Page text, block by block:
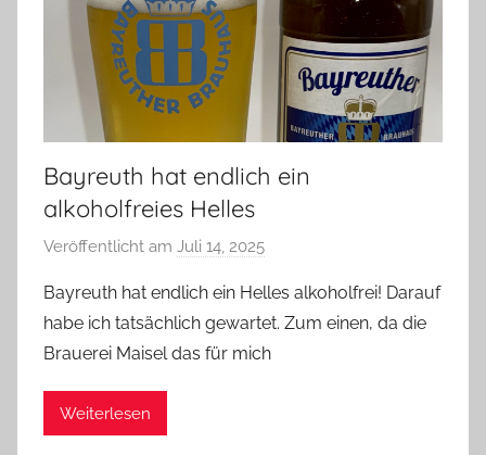
Bayreuth hat endlich ein
alkoholfreies Helles
Veröffentlicht am Juli 14, 2025
n
b
Bayreuth hat endlich ein Helles alkoholfrei! Darauf
habe ich tatsächlich gewartet. Zum einen, da die
Brauerei Maisel das für mich
Weiterlesen